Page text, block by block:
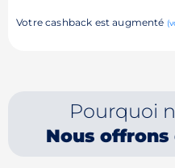
Votre cashback est augmenté
Pourquoi
Nous